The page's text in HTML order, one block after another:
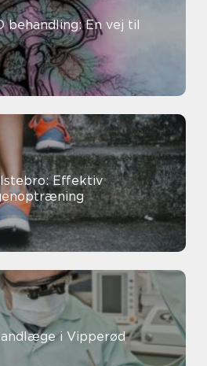
behandling: En vej til
Effektiv
i Vipperød